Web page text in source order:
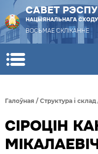
САВЕТ
НАЦЫЯНАЛЬНАГА СХОДУ
ВОСЬМАЕ СКЛІКАННЕ
Галоўная / Структура i склад
СІРОЦІН